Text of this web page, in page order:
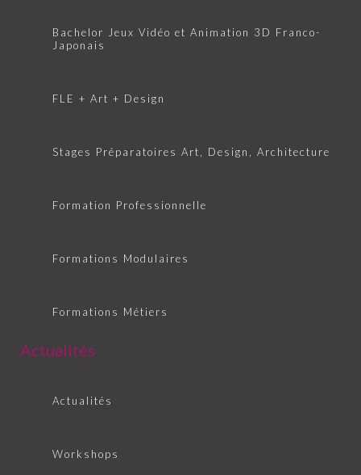
Bachelor Jeux Vidéo et Animation 3D Franco-
Japonais
FLE + Art + Design
Stages Préparatoires Art, Design, Architecture
Formation Professionnelle
Formations Modulaires
Formations Métiers
Actualités
Actualités
Workshops